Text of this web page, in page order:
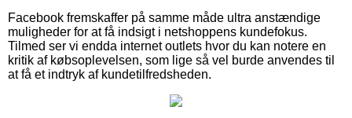
Facebook fremskaffer på samme måde ultra anstændige
muligheder for at få indsigt i netshoppens kundefokus.
Tilmed ser vi endda internet outlets hvor du kan notere en
kritik af købsoplevelsen, som lige så vel burde anvendes til
at få et indtryk af kundetilfredsheden.